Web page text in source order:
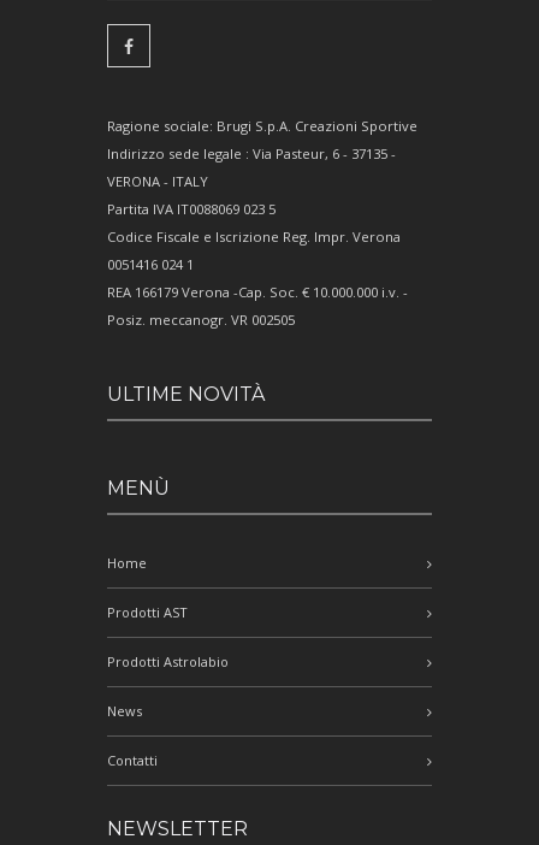
Ragione sociale: Brugi S.p.A. Creazioni Sportive
Indirizzo sede legale : Via Pasteur, 6 - 37135 -
VERONA - ITALY
Partita IVA IT0088069 023 5
Codice Fiscale e Iscrizione Reg. Impr. Verona
0051416 024 1
REA 166179 Verona -Cap. Soc. € 10.000.000 i.v. -
Posiz. meccanogr. VR 002505
ULTIME NOVITÀ
MENÙ
Home
Prodotti AST
Prodotti Astrolabio
News
Contatti
NEWSLETTER